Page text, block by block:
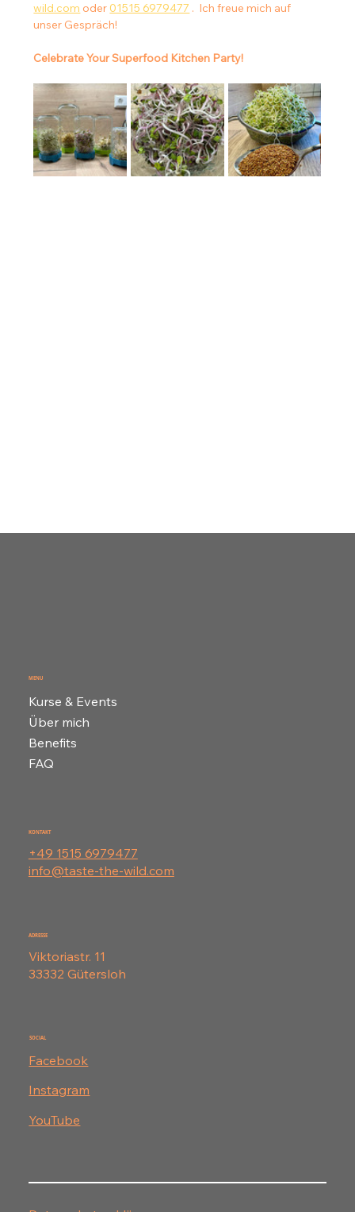
wild.com oder 01515 6979477 .  Ich freue mich auf
unser Gespräch!
Celebrate Your Superfood Kitchen Party!
MENU
Kurse & Events
Über mich
Benefits
FAQ
KONTAKT
+49 1515 6979477
info@taste-the-wild.com
ADRESSE
Viktoriastr. 11
33332 Gütersloh
SOCIAL
Facebook
Instagram
YouTube